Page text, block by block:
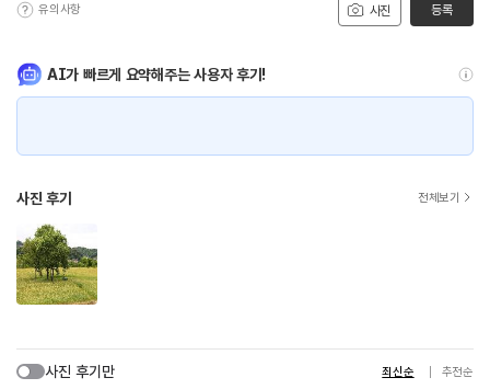
사진
유의사항 등록
AI가 빠르게 요약해주는 사용자 후기!
사진 후기 전체보기
사진 후기만 최신순 추천순